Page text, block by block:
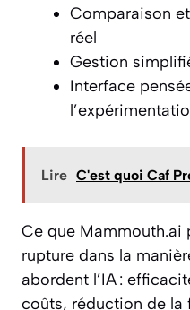
Comparaison
réel
Gestion
Interface
Lire C'est quoi Caf
Ce que Mammouth.ai
rupture dans la
abordent l’IA :
coûts, réduction de